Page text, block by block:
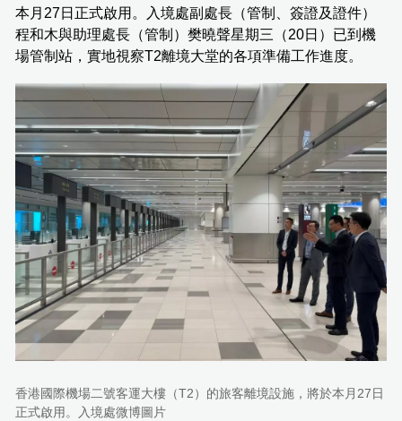
本月27日正式啟用。入境處副處長（管制、簽證及證件）
程和木與助理處長（管制）樊曉聲星期三（20日）已到機
場管制站，實地視察T2離境大堂的各項準備工作進度。
香港國際機場二號客運大樓（T2）的旅客離境設施，將於本月27日
正式啟用。入境處微博圖片